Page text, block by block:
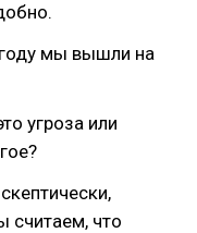
мы вышли на
угроза или
считаем, что